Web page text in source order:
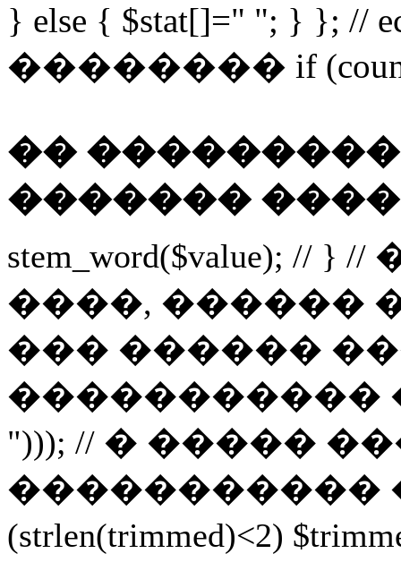
} else { $stat[]=" "; } }; //
�������� if
��
�������
stem_word($value); // }
����, ������
��� ������
�����������
"))); // � �����
�����������
(strlen(trimmed)<2)